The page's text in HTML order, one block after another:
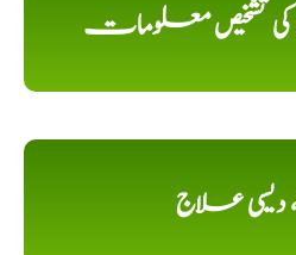
تشخیص معلومات
دیسی علاج